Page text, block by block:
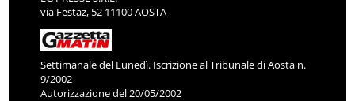
via Festaz, 52 11100 AOSTA
Settimanale del Lunedì. Iscrizione al Tribunale di Aosta n.
9/2002
Autorizzazione del 20/05/2002